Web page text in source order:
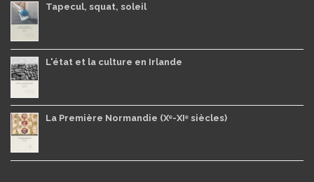
Tapecul, squat, soleil
L'état et la culture en Irlande
La Première Normandie (Xᵉ-XIᵉ siècles)